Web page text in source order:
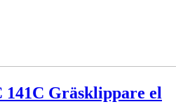
Gräsklippare el